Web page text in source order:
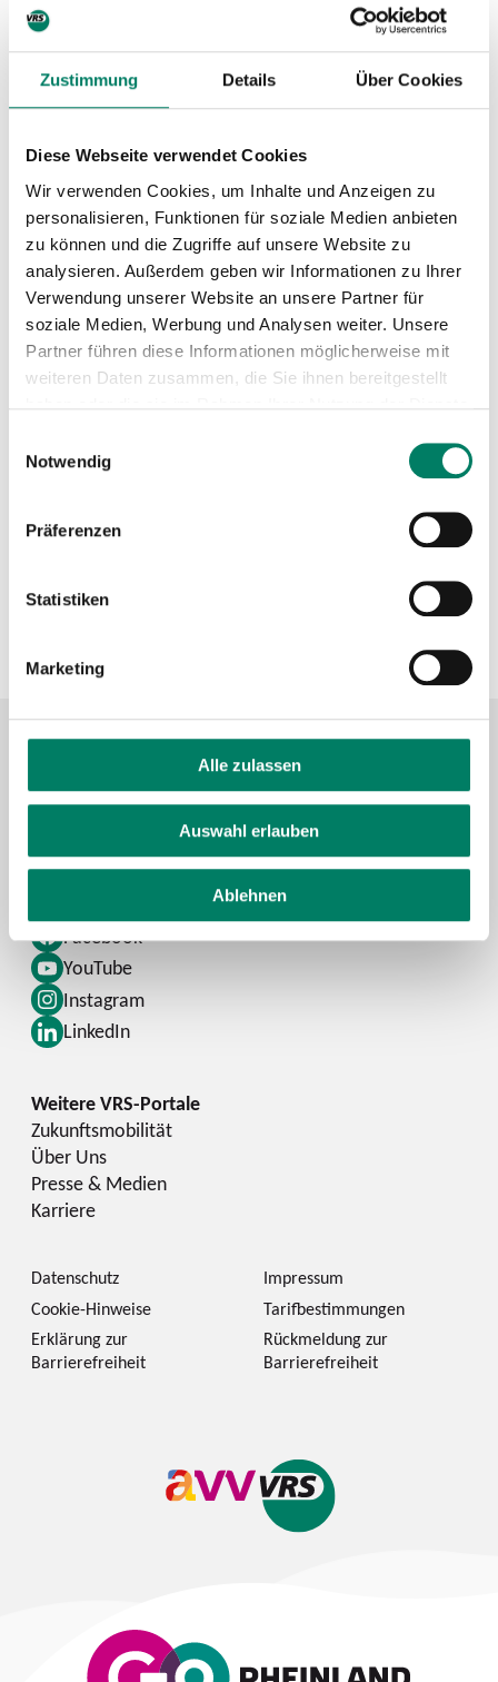
Zustimmung Details Über Cookies
Diese Webseite verwendet Cookies
Wir verwenden Cookies, um Inhalte und Anzeigen zu
personalisieren, Funktionen für soziale Medien anbieten
zu können und die Zugriffe auf unsere Website zu
analysieren. Außerdem geben wir Informationen zu Ihrer
Verwendung unserer Website an unsere Partner für
soziale Medien, Werbung und Analysen weiter. Unsere
Partner führen diese Informationen möglicherweise mit
weiteren Daten zusammen, die Sie ihnen bereitgestellt
Notwendig
Präferenzen
Statistiken
Marketing
Alle zulassen
Auswahl erlauben
Ablehnen
Sperrung Haltestelle "Berg. Gladbach Markt"
wegen Kirmes
Download
PDF83 KIB
Mini-Fahrplan
Betreiber
Regionalverkehr Köln GmbH
Verkehrsverbund
https://www.vrs.de
Facebook
YouTube
Instagram
LinkedIn
Kontaktformular
Schlaue Nummer
Zukunftsmobilität
Über Uns
Presse & Medien
Karriere
Datenschutz
Impressum
Cookie-Hinweise
Tarifbestimmungen
Erklärung zur
Barrierefreiheit
Rückmeldung zur
Barrierefreiheit